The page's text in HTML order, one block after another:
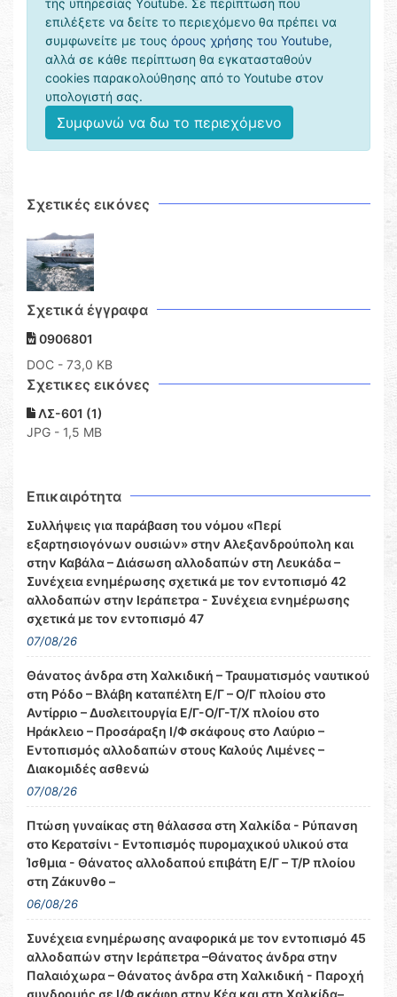
της υπηρεσίας Υoutube. Σε περίπτωση που
επιλέξετε να δείτε το περιεχόμενο θα πρέπει να
συμφωνείτε με τους όρους χρήσης του Youtube,
αλλά σε κάθε περίπτωση θα εγκατασταθούν
cookies παρακολούθησης από το Youtube στον
υπολογιστή σας.
Συμφωνώ να δω το περιεχόμενο
Σχετικές εικόνες
Σχετικά έγγραφα
0906801
DOC - 73,0 KB
Σχετικες εικόνες
ΛΣ-601 (1)
JPG - 1,5 MB
Επικαιρότητα
Συλλήψεις για παράβαση του νόμου «Περί
εξαρτησιογόνων ουσιών» στην Αλεξανδρούπολη και
στην Καβάλα – Διάσωση αλλοδαπών στη Λευκάδα –
Συνέχεια ενημέρωσης σχετικά με τον εντοπισμό 42
αλλοδαπών στην Ιεράπετρα - Συνέχεια ενημέρωσης
σχετικά με τον εντοπισμό 47
07/08/26
Θάνατος άνδρα στη Χαλκιδική – Τραυματισμός ναυτικού
στη Ρόδο – Βλάβη καταπέλτη Ε/Γ – Ο/Γ πλοίου στο
Αντίρριο – Δυσλειτουργία Ε/Γ-Ο/Γ-Τ/Χ πλοίου στο
Ηράκλειο – Προσάραξη Ι/Φ σκάφους στο Λαύριο –
Εντοπισμός αλλοδαπών στους Καλούς Λιμένες –
Διακομιδές ασθενώ
07/08/26
Πτώση γυναίκας στη θάλασσα στη Χαλκίδα - Ρύπανση
στο Κερατσίνι - Εντοπισμός πυρομαχικού υλικού στα
Ίσθμια - Θάνατος αλλοδαπού επιβάτη Ε/Γ – Τ/Ρ πλοίου
στη Ζάκυνθο –
06/08/26
Συνέχεια ενημέρωσης αναφορικά με τον εντοπισμό 45
αλλοδαπών στην Ιεράπετρα –Θάνατος άνδρα στην
Παλαιόχωρα – Θάνατος άνδρα στη Χαλκιδική - Παροχή